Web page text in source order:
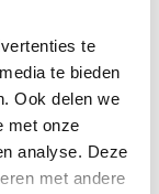
te
te bieden
Ook delen we
met onze
analyse. Deze
met andere